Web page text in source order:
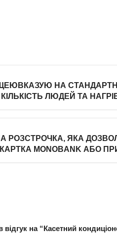
ВКАЗУЮ НА
ЛЮДЕЙ ТА
РОЗСТРОЧКА, ЯКА
MONOBANK АБО
на “Касетний